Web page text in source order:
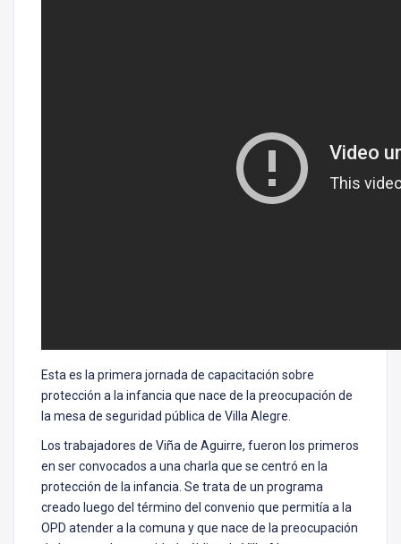
Esta es la primera jornada de capacitación sobre
protección a la infancia que nace de la preocupación de
la mesa de seguridad pública de Villa Alegre.
Los trabajadores de Viña de Aguirre, fueron los primeros
en ser convocados a una charla que se centró en la
protección de la infancia. Se trata de un programa
creado luego del término del convenio que permitía a la
OPD atender a la comuna y que nace de la preocupación